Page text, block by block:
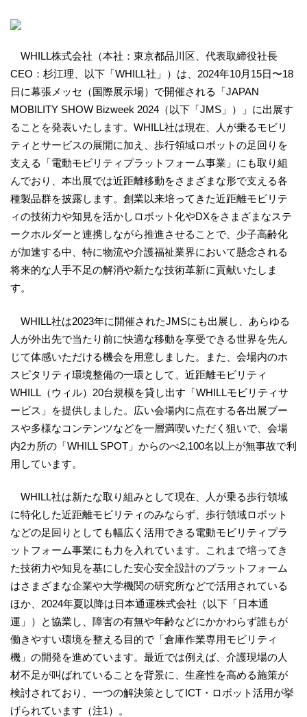
WHILL株式会社（本社：東京都品川区、代表取締役社長
CEO：杉江理、以下「WHILL社」）は、2024年10月15日〜18
日に幕張メッセ（国際展示場）で開催される「JAPAN
MOBILITY SHOW Bizweek 2024（以下「JMS」）」に出展す
ることを発表いたします。WHILL社は現在、人が乗るモビリ
ティとサービスの展開に加え、歩行領域ロボットの足回りを
支える「電動モビリティプラットフォーム事業」にも取り組
んでおり、本出展では近距離移動をさまざまな形で支える各
種製品群を披露します。創業以来培ってきた近距離モビリテ
ィの技術力や知見を活かしロボット化やDXをさまざまなステ
ークホルダーと連携しながら推進させることで、少子高齢化
が加速する中、特に物流や介護福祉業界において懸念される
将来的な人手不足の解消や新たな技術革新に貢献いたしま
す。
WHILL社は2023年に開催されたJMSにも出展し、あらゆる
人が外出先で当たり前に快適な移動を享受できる世界を先ん
じて体感いただける機会を用意しました。また、会場内のホ
スピタリティ環境整備の一環として、近距離モビリティ
WHILL（ウィル）20台規模を貸し出す「WHILLモビリティサ
ービス」を提供しました。広い会場内に点在する各出展ブー
スや多様なコンテンツなどを一層満喫いただく狙いで、会場
内2カ所の「WHILL SPOT」からのべ2,100名以上が無事故で利
用しています。
WHILL社は新たな取り組みとして現在、人が乗る歩行領域
に特化した近距離モビリティのみならず、歩行領域ロボット
などの足回りとしても幅広く活用できる電動モビリティプラ
ットフォーム事業にも力を入れています。これまで培ってき
た技術力や知見を基にした安心安全設計のプラットフォーム
はさまざまな企業や大学機関の研究所などで活用されている
ほか、2024年夏以降は日本通運株式会社（以下「日本通
運」）と協業し、障害の有無や年齢などにかかわらず誰もが
働きやすい環境を整える目的で「倉庫作業専用モビリティ
機」の開発を進めています。最近では例えば、介護現場の人
材不足が叫ばれていることを背景に、生産性を高める施策が
検討されており、一つの解決策としてICT・ロボット活用が挙
げられています（注1）。